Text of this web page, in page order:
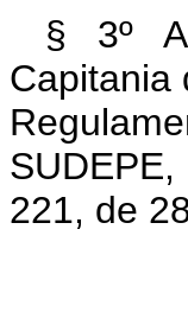
§ 3º A
Capitania
221, de